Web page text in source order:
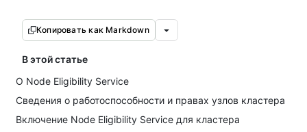
Копировать как Markdown
В этой статье
О Node Eligibility Service
Сведения о работоспособности и правах узлов кластера
Включение Node Eligibility Service для кластера